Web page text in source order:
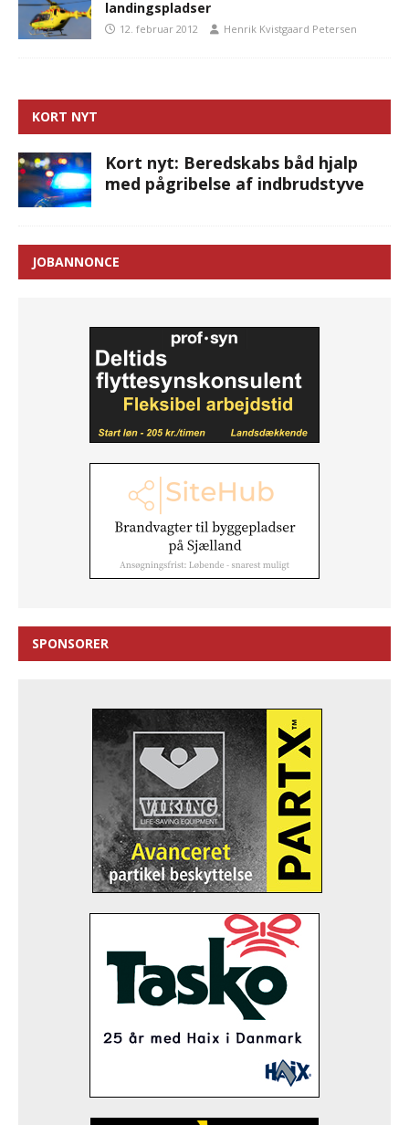
landingspladser
12. februar 2012 Henrik Kvistgaard Petersen
KORT NYT
Kort nyt: Beredskabs båd hjalp
med pågribelse af indbrudstyve
JOBANNONCE
SPONSORER